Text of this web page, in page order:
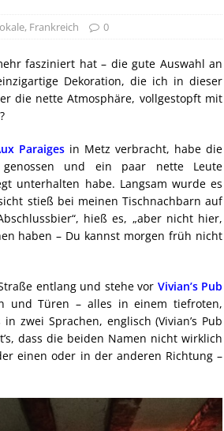
, Frankreich 0
fasziniert hat – die gute Auswahl an
Dekoration, die ich in dieser
die nette Atmosphäre, vollgestopft mit
Paraiges in Metz verbracht, habe die
und ein paar nette Leute
unterhalten habe. Langsam wurde es
stieß bei meinen Tischnachbarn auf
hieß es, „aber nicht hier,
haben – Du kannst morgen früh nicht
entlang und stehe vor Vivian’s Pub
und Türen – alles in einem tiefroten,
zwei Sprachen, englisch (Vivian’s Pub
dass die beiden Namen nicht wirklich
einen oder in der anderen Richtung –